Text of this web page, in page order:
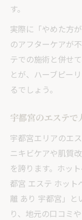
す。
実際に「やめた方
のアフターケアが
テでの施術と併せ
とが、ハーブピー
るでしょう。
宇都宮のエステで
宇都宮エリアのエ
ニキビケアや肌質
を誇ります。ホッ
都宮 エステ ホット
離 あり 宇都宮」
り、地元の口コミ